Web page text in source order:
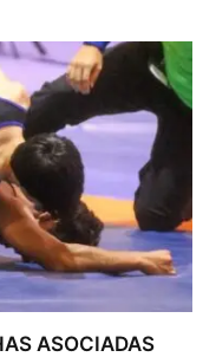
ASOCIADAS